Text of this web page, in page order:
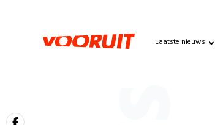
Laatste nieuws